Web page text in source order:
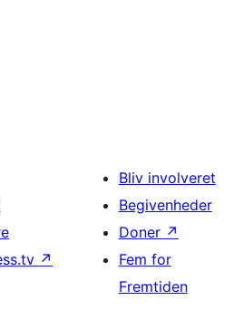
↗
Bliv involveret
Begivenheder
Doner ↗
Fem for
Fremtiden